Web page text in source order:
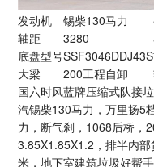
发动机 锡柴130马力
轴距
3280
底盘型号SSF3046DDJ43S
大梁
200工程自卸
国六时风蓝牌压缩式队接
汽锡柴130马力，万里扬5
力，断气刹，1068后桥，
3.85X1.85X1.2，排半内
米，地下室建筑垃圾好帮手